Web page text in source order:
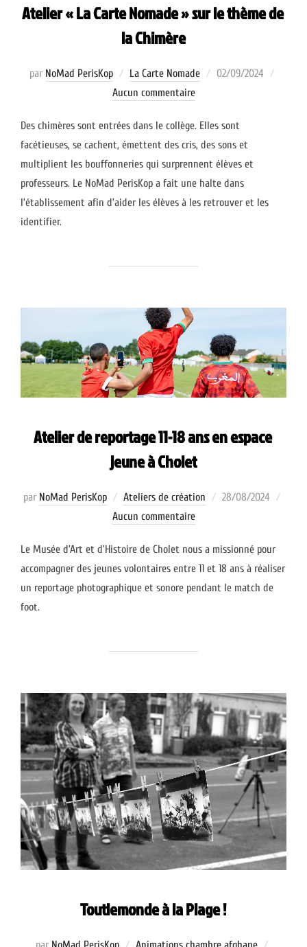
Atelier « La Carte Nomade » sur le thème de
la Chimère
par NoMad PerisKop La Carte Nomade
Publié
02/09/2024
Aucun commentaire
Des chimères sont entrées dans le collège. Elles sont
facétieuses, se cachent, émettent des cris, des sons et
multiplient les bouffonneries qui surprennent élèves et
professeurs. Le NoMad PerisKop a fait une halte dans
l’établissement afin d’aider les élèves à les retrouver et les
identifier.
Atelier de reportage 11-18 ans en espace
jeune à Cholet
par NoMad PerisKop Ateliers de création
Publié
28/08/2024
Aucun commentaire
Le Musée d’Art et d’Histoire de Cholet nous a missionné pour
accompagner des jeunes volontaires entre 11 et 18 ans à réaliser
un reportage photographique et sonore pendant le match de
foot.
Toutlemonde à la Plage !